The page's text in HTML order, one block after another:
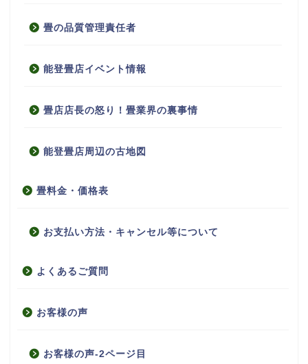
畳の品質管理責任者
能登畳店イベント情報
畳店店長の怒り！畳業界の裏事情
能登畳店周辺の古地図
畳料金・価格表
お支払い方法・キャンセル等について
よくあるご質問
お客様の声
お客様の声-2ページ目